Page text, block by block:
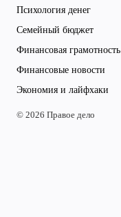
Психология денег
Семейный бюджет
Финансовая грамотность
Финансовые новости
Экономия и лайфхаки
© 2026 Правое дело